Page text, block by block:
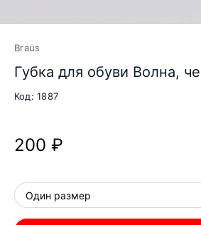
Braus
Губка для обуви Волна,
Код: 1887
200 ₽
Один размер